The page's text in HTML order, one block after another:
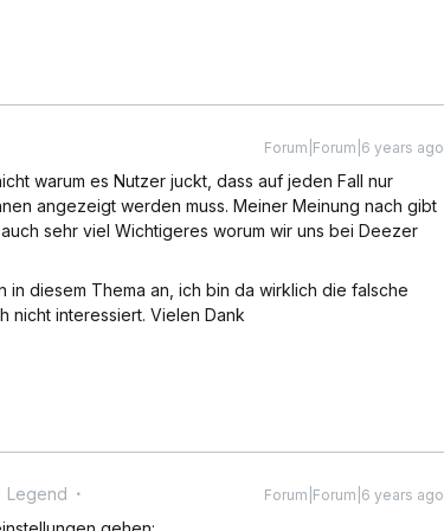
Forum|Forum|6 years ago
warum es Nutzer juckt, dass auf jeden Fall nur
angezeigt werden muss. Meiner Meinung nach gibt
sehr viel Wichtigeres worum wir uns bei Deezer
diesem Thema an, ich bin da wirklich die falsche
nicht interessiert. Vielen Dank
Legend Forum|Forum|6 years ago